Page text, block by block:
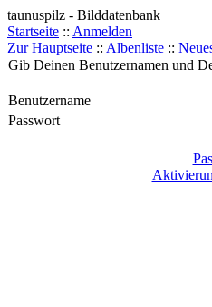
taunuspilz - Bilddatenbank
Startseite :: Anmelden
Zur Hauptseite :: Albenliste ::
Gib Deinen Benutzernamen und
Benutzername
Passwort